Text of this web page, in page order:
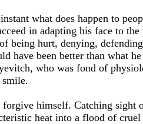
what does happen to
in adapting his face to
being hurt, denying,
have been better than what
who was fond of
himself. Catching sight
heat into a flood of